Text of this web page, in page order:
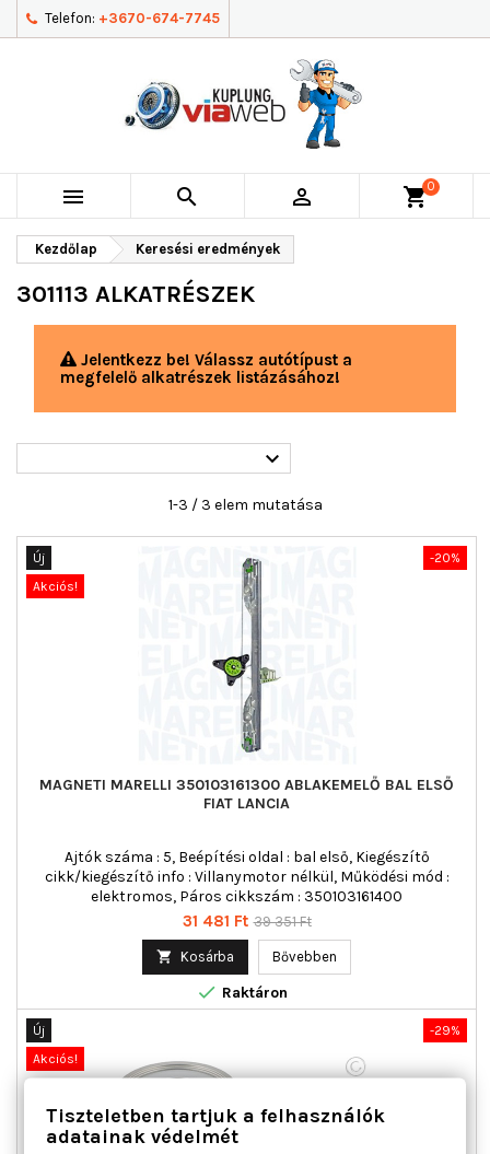
Telefon: +3670-674-7745
   shopping_cart0
Kezdőlap Keresési eredmények
301113 ALKATRÉSZEK
Jelentkezz be! Válassz autótípust a
megfelelő alkatrészek listázásához!

1-3 / 3 elem mutatása
-20%
Új
Akciós!
MAGNETI MARELLI 350103161300 ABLAKEMELŐ BAL ELSŐ
FIAT LANCIA
Ajtók száma : 5, Beépítési oldal : bal első, Kiegészítő
cikk/kiegészítő info : Villanymotor nélkül, Működési mód :
elektromos, Páros cikkszám : 350103161400
Ár
31 481 Ft Normál
39 351 Ft
 Kosárba Bővebben
 Raktáron
-29%
Új
Akciós!
Tiszteletben tartjuk a felhasználók
adatainak védelmét